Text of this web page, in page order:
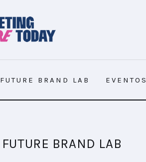
FUTURE BRAND LAB EVENTOS
FUTURE BRAND LAB